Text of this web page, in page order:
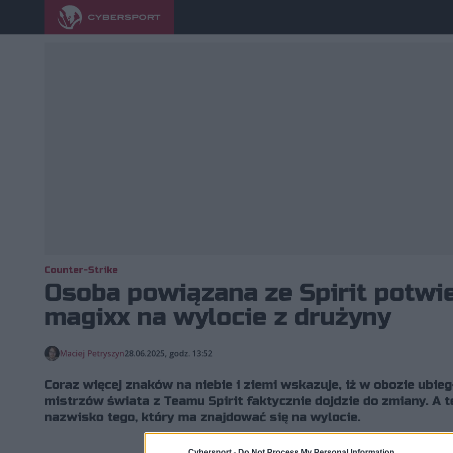
Counter-Strike
Osoba powiązana ze Spirit
magixx na wylocie z drużyny
Maciej Petryszyn28.06.2025, godz. 13:52
Coraz więcej znaków na niebie i ziemi wskazuje, iż w obozie
mistrzów świata z Teamu Spirit faktycznie dojdzie do zmiany. A
nazwisko tego, który ma znajdować się na wylocie.